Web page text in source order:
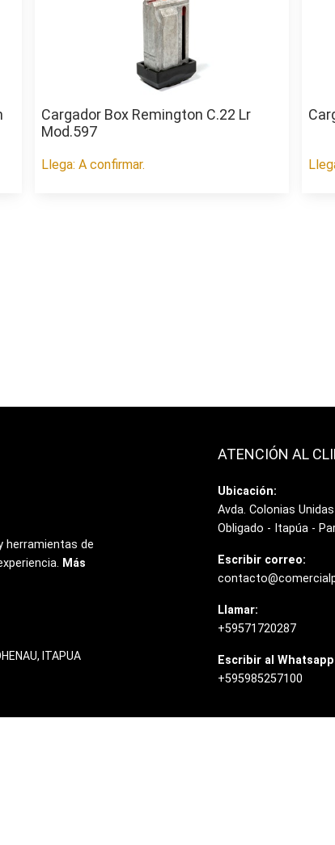
Cargador Box Remington C.22 Lr
Mod.597
Llega: A confirmar.
herramientas de
Más
ITAPUA
ATENCIÓN AL
Ubicación:
Avda. Colonias
Obligado - Itapúa -
Escribir correo:
Llamar:
+59571720287
Escribir al
+595985257100